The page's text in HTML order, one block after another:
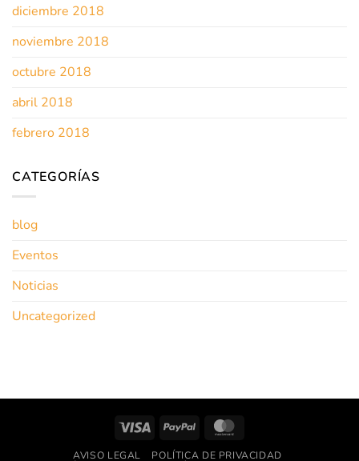
diciembre 2018
noviembre 2018
octubre 2018
abril 2018
febrero 2018
CATEGORÍAS
blog
Eventos
Noticias
Uncategorized
Visa PayPal
AVISO LEGAL
POLÍTICA DE PRIVACIDAD